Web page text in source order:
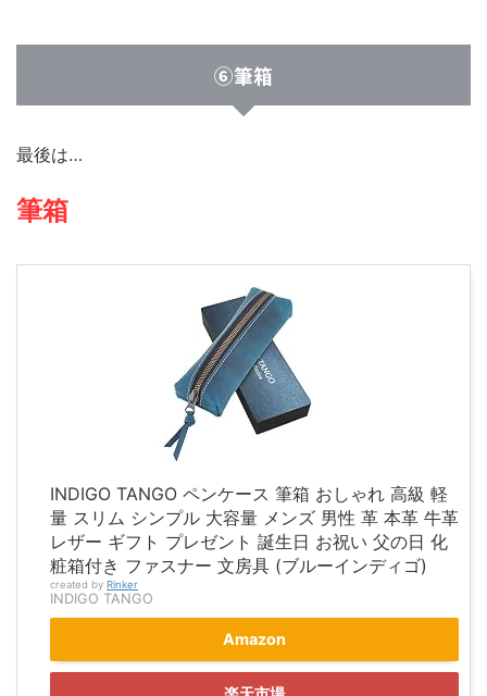
⑥筆箱
最後は…
筆箱
INDIGO TANGO ペンケース 筆箱 おしゃれ 高級 軽
量 スリム シンプル 大容量 メンズ 男性 革 本革 牛革
レザー ギフト プレゼント 誕生日 お祝い 父の日 化
粧箱付き ファスナー 文房具 (ブルーインディゴ)
created by Rinker
INDIGO TANGO
Amazon